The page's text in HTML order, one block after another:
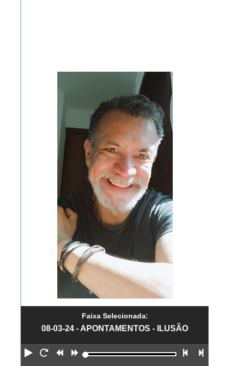
Faixa Selecionada:
08-03-24 - APONTAMENTOS - ILUSÃO
Reproduzir
Reiniciar
Retroceder
Avançar Faixa